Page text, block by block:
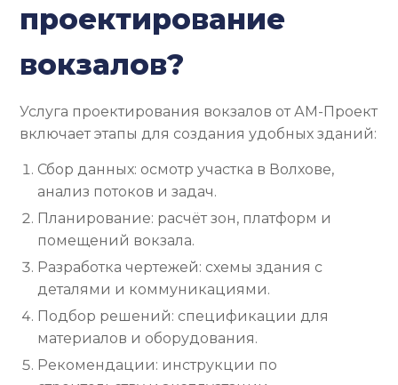
проектирование
вокзалов?
Услуга проектирования вокзалов от АМ-Проект
включает этапы для создания удобных зданий:
Сбор данных: осмотр участка в Волхове,
анализ потоков и задач.
Планирование: расчёт зон, платформ и
помещений вокзала.
Разработка чертежей: схемы здания с
деталями и коммуникациями.
Подбор решений: спецификации для
материалов и оборудования.
Рекомендации: инструкции по